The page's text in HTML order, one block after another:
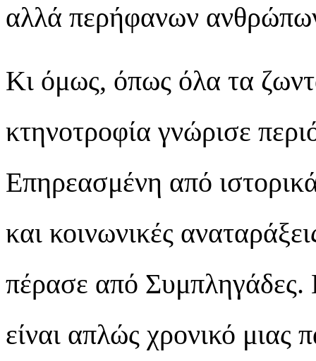
αλλά περήφανων
Κι όμως, όπως όλα τα
κτηνοτροφία γνώρισε
Επηρεασμένη από
και κοινωνικές
πέρασε από
είναι απλώς χρονικό μιας